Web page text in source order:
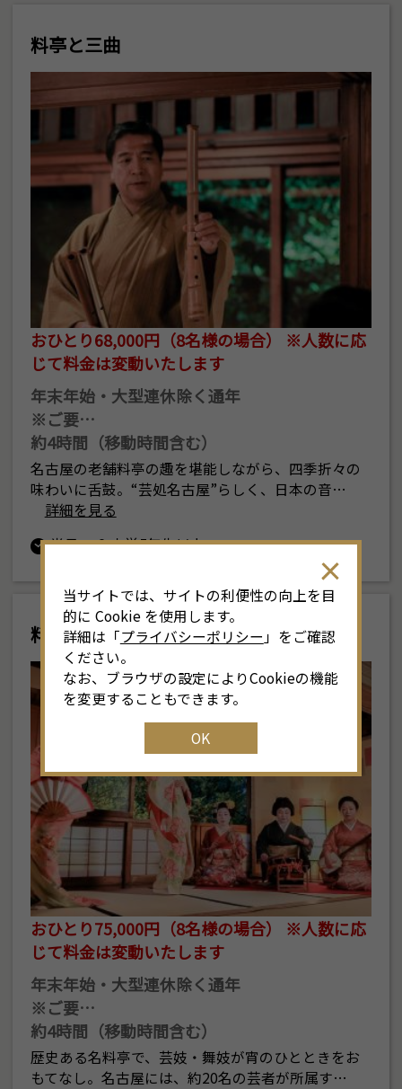
料亭と三曲
おひとり68,000円（8名様の場合） ※人数に応
じて料金は変動いたします
年末年始・大型連休除く通年
※ご要…
約4時間（移動時間含む）
名古屋の老舗料亭の趣を堪能しながら、四季折々の
味わいに舌鼓。“芸処名古屋”らしく、日本の音…
詳細を見る
半日 小学5年生以上
料亭と芸者
おひとり75,000円（8名様の場合） ※人数に応
じて料金は変動いたします
年末年始・大型連休除く通年
※ご要…
約4時間（移動時間含む）
歴史ある名料亭で、芸妓・舞妓が宵のひとときをお
もてなし。名古屋には、約20名の芸者が所属す…
当サイトでは、サイトの利便性の向上を目
的に Cookie を使用します。
詳細は「プライバシーポリシー 」をご確認
ください。
なお、ブラウザの設定によりCookieの機能
を変更することもできます。
OK